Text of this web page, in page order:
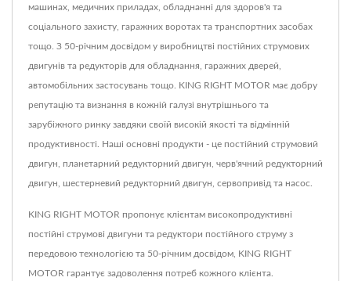
машинах, медичних приладах, обладнанні для здоров'я та
соціального захисту, гаражних воротах та транспортних засобах
тощо. З 50-річним досвідом у виробництві постійних струмових
двигунів та редукторів для обладнання, гаражних дверей,
автомобільних застосувань тощо. KING RIGHT MOTOR має добру
репутацію та визнання в кожній галузі внутрішнього та
зарубіжного ринку завдяки своїй високій якості та відмінній
продуктивності. Наші основні продукти - це постійний струмовий
двигун, планетарний редукторний двигун, черв'ячний редукторний
двигун, шестерневий редукторний двигун, сервопривід та насос.
KING RIGHT MOTOR пропонує клієнтам високопродуктивні
постійні струмові двигуни та редуктори постійного струму з
передовою технологією та 50-річним досвідом, KING RIGHT
MOTOR гарантує задоволення потреб кожного клієнта.